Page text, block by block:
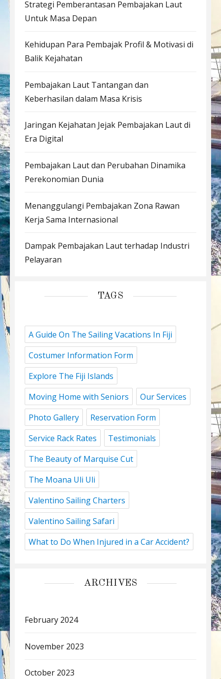
Strategi Pemberantasan Pembajakan Laut
Untuk Masa Depan
Kehidupan Para Pembajak Profil & Motivasi di
Balik Kejahatan
Pembajakan Laut Tantangan dan
Keberhasilan dalam Masa Krisis
Jaringan Kejahatan Jejak Pembajakan Laut di
Era Digital
Pembajakan Laut dan Perubahan Dinamika
Perekonomian Dunia
Menanggulangi Pembajakan Zona Rawan
Kerja Sama Internasional
Dampak Pembajakan Laut terhadap Industri
Pelayaran
TAGS
A Guide On The Sailing Vacations In Fiji
Costumer Information Form
Explore The Fiji Islands
Moving Home with Seniors
Our Services
Photo Gallery
Reservation Form
Service Rack Rates
Testimonials
The Beauty of Marquise Cut
The Moana Uli Uli
Valentino Sailing Charters
Valentino Sailing Safari
What to Do When Injured in a Car Accident?
ARCHIVES
February 2024
November 2023
October 2023